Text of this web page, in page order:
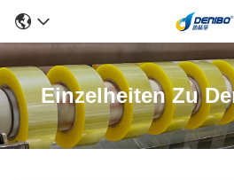
Einzelheiten Zu